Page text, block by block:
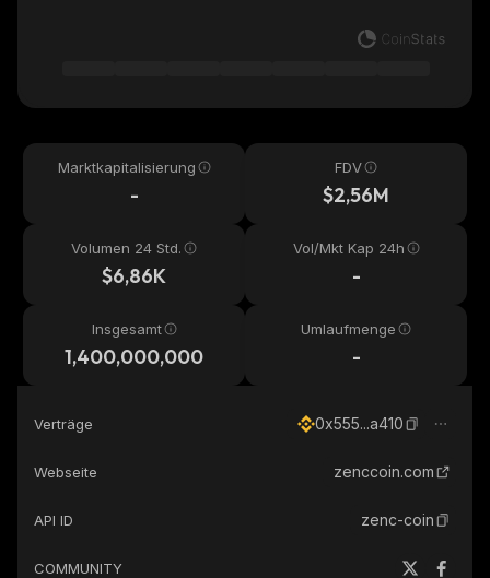
Marktkapitalisierung
-
FDV
$2,56M
Volumen 24 Std.
$6,86K
Vol/Mkt Kap 24h
-
Insgesamt
1,400,000,000
Umlaufmenge
-
Verträge 0x555...a410
Webseite zenccoin.com
API ID zenc-coin
COMMUNITY